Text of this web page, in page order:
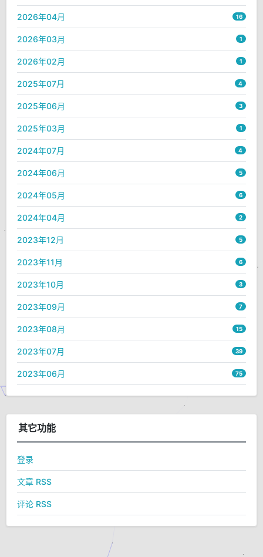
2026年04月 16
2026年03月 1
2026年02月 1
2025年07月 4
2025年06月 3
2025年03月 1
2024年07月 4
2024年06月 5
2024年05月 6
2024年04月 2
2023年12月 5
2023年11月 6
2023年10月 3
2023年09月 7
2023年08月 15
2023年07月 39
2023年06月 75
其它功能
登录
文章 RSS
评论 RSS